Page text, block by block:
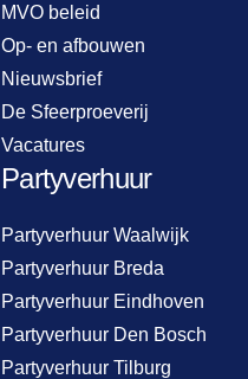
MVO beleid
Op- en afbouwen
Nieuwsbrief
De Sfeerproeverij
Vacatures
Partyverhuur
Partyverhuur Waalwijk
Partyverhuur Breda
Partyverhuur Eindhoven
Partyverhuur Den Bosch
Partyverhuur Tilburg